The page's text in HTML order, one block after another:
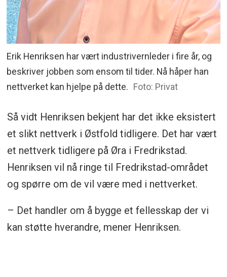
Erik Henriksen har vært industrivernleder i fire år, og
beskriver jobben som ensom til tider. Nå håper han
nettverket kan hjelpe på dette. Foto: Privat
Så vidt Henriksen bekjent har det ikke eksistert
et slikt nettverk i Østfold tidligere. Det har vært
et nettverk tidligere på Øra i Fredrikstad.
Henriksen vil nå ringe til Fredrikstad-området
og spørre om de vil være med i nettverket.
– Det handler om å bygge et fellesskap der vi
kan støtte hverandre, mener Henriksen.